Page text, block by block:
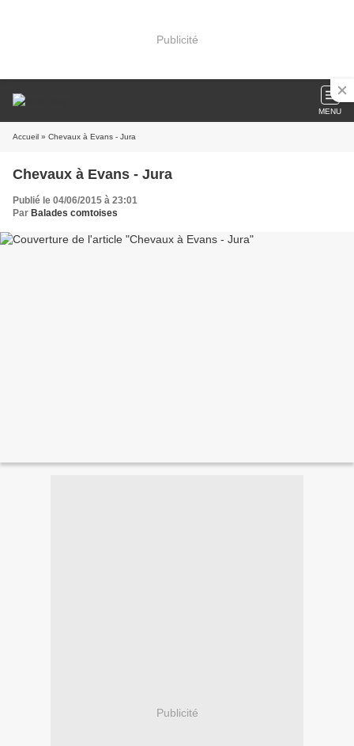
Publicité
MENU
Accueil » Chevaux à Evans - Jura
Chevaux à Evans - Jura
Publié le 04/06/2015 à 23:01
Par Balades comtoises
Publicité